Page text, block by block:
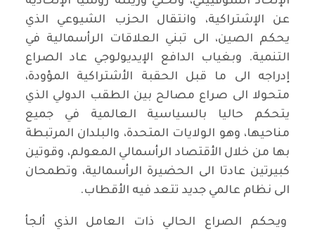
عن الإشتراكية، وانتقال الحزب الشيوعي الذي
يحكم الصين، الى تبني العلاقات الرأسمالية في
التنمية. وبغياب الدافع الإيديولوجي عاد الصراع
إدراجه الى ما قبل الحقبة الأشتراكية المؤودة،
متحولا الى صراع مصالح بين الطقب الدولي الذي
يتحكم حاليا بالسياسية العالمية في جميع
مناحيها، وهو الولايات المتحدة، والبلدان المرتبطة
بها من خلال الأقتصاد الرأسمالي المعولم، وقوتين
كبيرتين عادتا الى الحضيرة الرأسمالية، وتطمحان
الى نظام عالمي جديد تتعد فيه الأقطاب.
ويحكم الصراع الحالي ذات العامل الذي ألجأ